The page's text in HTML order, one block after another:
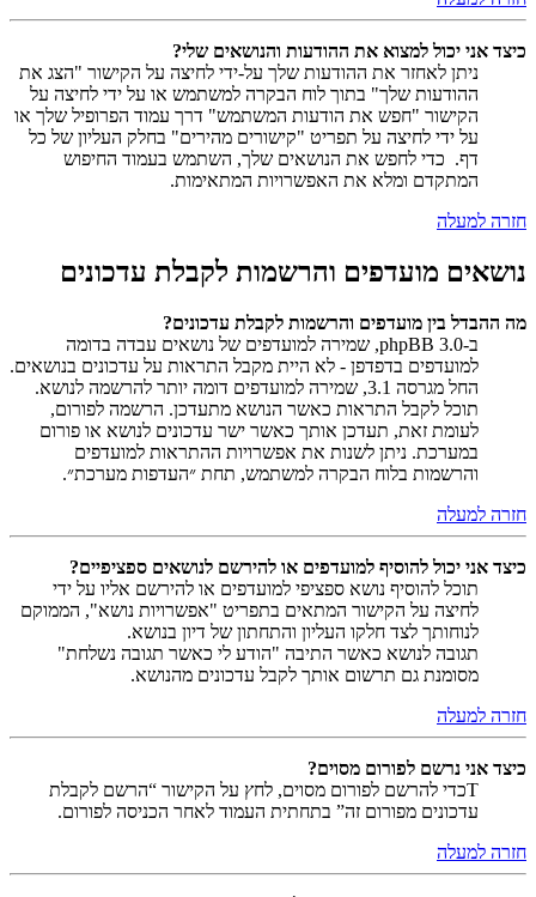
כיצד אני יכול למצוא את ההודעות והנושאים שלי?
ניתן לאחזר את ההודעות שלך על-ידי לחיצה על הקישור "הצג את
ההודעות שלך" בתוך לוח הבקרה למשתמש או על ידי לחיצה על
הקישור "חפש את הודעות המשתמש" דרך עמוד הפרופיל שלך או
על ידי לחיצה על תפריט "קישורים מהירים" בחלק העליון של כל
דף. כדי לחפש את הנושאים שלך, השתמש בעמוד החיפוש
המתקדם ומלא את האפשרויות המתאימות.
חזרה למעלה
נושאים מועדפים והרשמות לקבלת עדכונים
מה ההבדל בין מועדפים והרשמות לקבלת עדכונים?
ב-phpBB 3.0, שמירה למועדפים של נושאים עבדה בדומה
למועדפים בדפדפן - לא היית מקבל התראות על עדכונים בנושאים.
החל מגרסה 3.1, שמירה למועדפים דומה יותר להרשמה לנושא.
תוכל לקבל התראות כאשר הנושא מתעדכן. הרשמה לפורום,
לעומת זאת, תעדכן אותך כאשר ישר עדכונים לנושא או פורום
במערכת. ניתן לשנות את אפשרויות ההתראות למועדפים
והרשמות בלוח הבקרה למשתמש, תחת ״העדפות מערכת״.
חזרה למעלה
כיצד אני יכול להוסיף למועדפים או להירשם לנושאים ספציפיים?
תוכל להוסיף נושא ספציפי למועדפים או להירשם אליו על ידי
לחיצה על הקישור המתאים בתפריט "אפשרויות נושא", הממוקם
לנוחותך לצד חלקו העליון והתחתון של דיון בנושא.
תגובה לנושא כאשר התיבה "הודע לי כאשר תגובה נשלחת"
מסומנת גם תרשום אותך לקבל עדכונים מהנושא.
חזרה למעלה
כיצד אני נרשם לפורום מסוים?
Tכדי להרשם לפורום מסוים, לחץ על הקישור “הרשם לקבלת
עדכונים מפורום זה” בתחתית העמוד לאחר הכניסה לפורום.
חזרה למעלה